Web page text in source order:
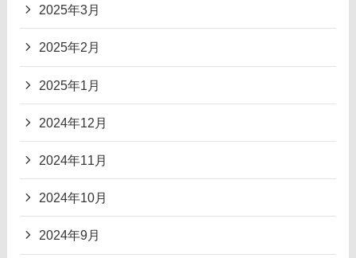
2025年3月
2025年2月
2025年1月
2024年12月
2024年11月
2024年10月
2024年9月